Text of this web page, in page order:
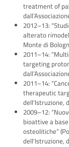
treatment of
2012–13:
alterato
Monte di
2011–14:
targeting
2011–14:
therapeutic
dell'Istruzione,
2009–12:
bioattive a
osteolitiche”
dell'Istruzione,